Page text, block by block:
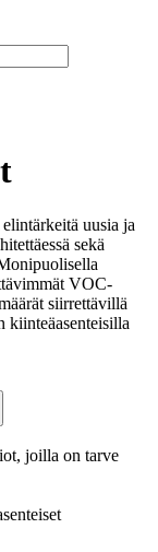
uusia ja
sekä
VOC-
siirrettävillä
kiinteäasenteisilla
joilla on tarve